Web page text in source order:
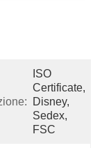
ISO
Certificate,
Disney,
Sedex,
FSC